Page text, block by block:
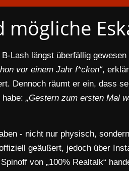
mögliche
Lash längst überfällig gewesen
vor einem Jahr f*cken“,
Dennoch räumt er ein, dass
„Gestern zum ersten Mal
- nicht nur physisch,
geäußert, jedoch über
von „100% Realtalk“